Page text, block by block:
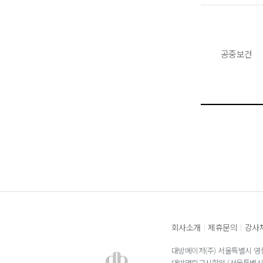
공중보건
회사소개 | 제휴문의 | 강사
대방메이저(주) 서울특별시